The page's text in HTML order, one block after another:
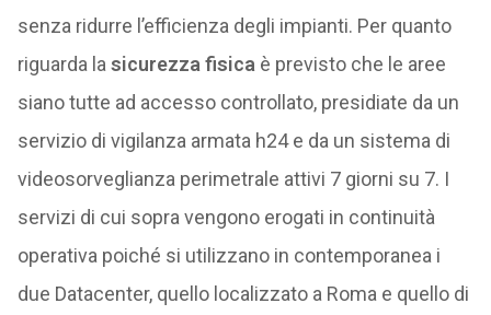
senza ridurre l’efficienza degli impianti. Per quanto
riguarda la sicurezza fisica è previsto che le aree
siano tutte ad accesso controllato, presidiate da un
servizio di vigilanza armata h24 e da un sistema di
videosorveglianza perimetrale attivi 7 giorni su 7. I
servizi di cui sopra vengono erogati in continuità
operativa poiché si utilizzano in contemporanea i
due Datacenter, quello localizzato a Roma e quello di